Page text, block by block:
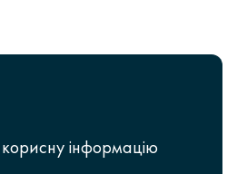
інформацію